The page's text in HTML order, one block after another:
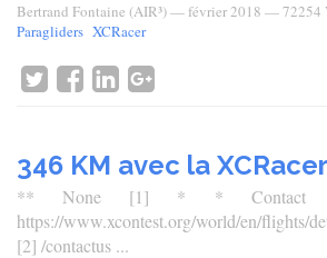
Bertrand Fontaine (AIR³)—février 2018 — 72254
Paragliders XCRacer
346 KM avec la
** None [1] * *
https://www.xcontest.org/world/en/flights/
[2] /contactus ...